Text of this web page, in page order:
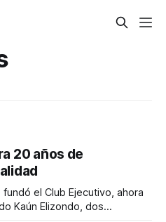
20 años de
el Club Ejecutivo, ahora
Kaún Elizondo, dos